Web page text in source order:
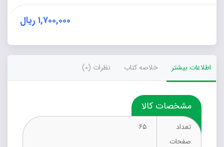
عدد
۱,۷۰۰,۰۰۰ ریال
اطلاعات بیشتر خلاصه کتاب نظرات (0)
مشخصات کالا
تعداد
صفحات
65